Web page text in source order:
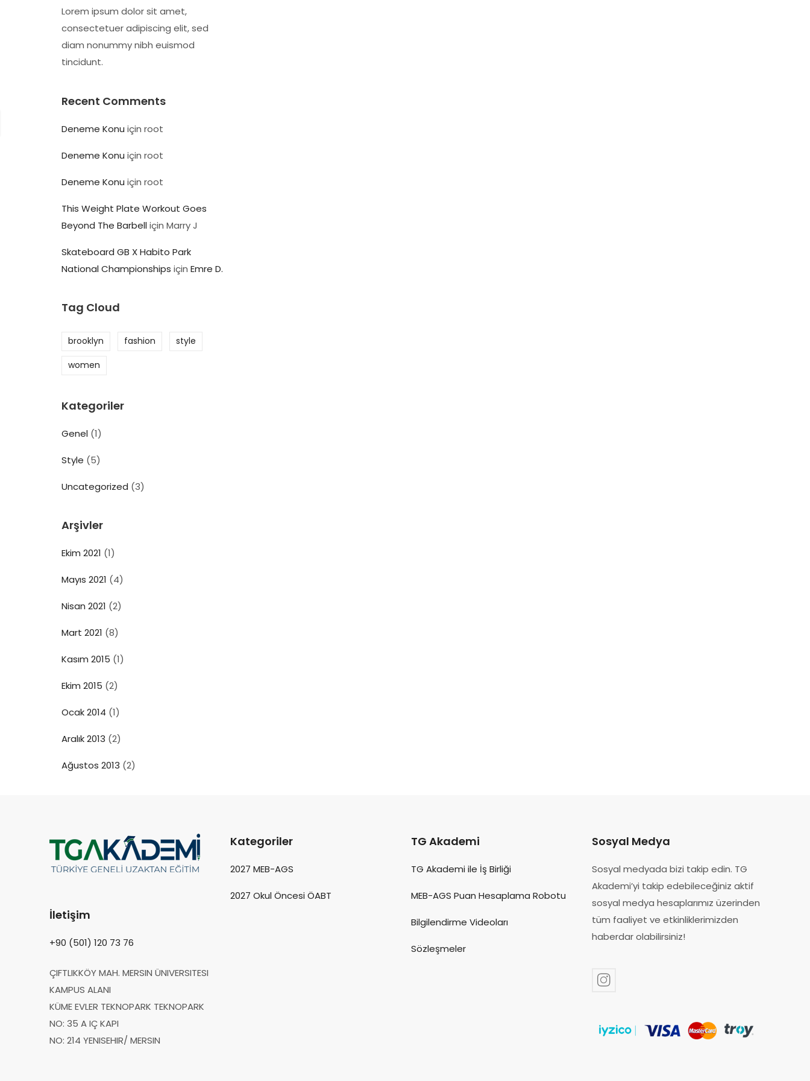
Lorem ipsum dolor sit amet,
consectetuer adipiscing elit, sed
diam nonummy nibh euismod
tincidunt.
Recent Comments
Deneme Konu için root
Deneme Konu için root
Deneme Konu için root
This Weight Plate Workout Goes
Beyond The Barbelliçin Marry J
Skateboard GB X Habito Park
National Championships için Emre D.
Tag Cloud
brooklyn fashion
style
women
Kategoriler
Genel (1)
Style (5)
Uncategorized (3)
Arşivler
Ekim 2021 (1)
Mayıs 2021 (4)
Nisan 2021 (2)
Mart 2021 (8)
Kasım 2015 (1)
Ekim 2015 (2)
Ocak 2014 (1)
Aralık 2013 (2)
Ağustos 2013 (2)
İletişim
+90 (501) 120 73 76
ÇIFTLIKKÖY MAH. MERSIN ÜNIVERSITESI
KAMPUS ALANI
KÜME EVLER TEKNOPARK TEKNOPARK
NO: 35 A IÇ KAPI
NO: 214 YENISEHIR/ MERSIN
Kategoriler
2027 MEB-AGS
2027 Okul Öncesi ÖABT
TG Akademi
TG Akademi ile İş Birliği
MEB-AGS Puan Hesaplama Robotu
Bilgilendirme Videoları
Sözleşmeler
Sosyal Medya
Sosyal medyada bizi takip edin. TG
Akademi’yi takip edebileceğiniz aktif
sosyal medya hesaplarımız üzerinden
tüm faaliyet ve etkinliklerimizden
haberdar olabilir​siniz!